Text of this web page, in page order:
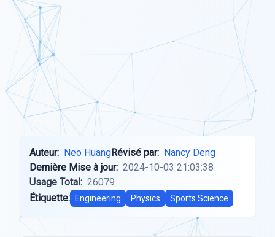
Auteur: Neo HuangRévisé par: Nancy Deng
Dernière Mise à jour: 2024-10-03 21:03:38
Usage Total: 26079
Étiquette:
Engineering Physics Sports Science